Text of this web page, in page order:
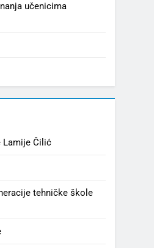
učenicima
Lamije Čilić
tehničke škole